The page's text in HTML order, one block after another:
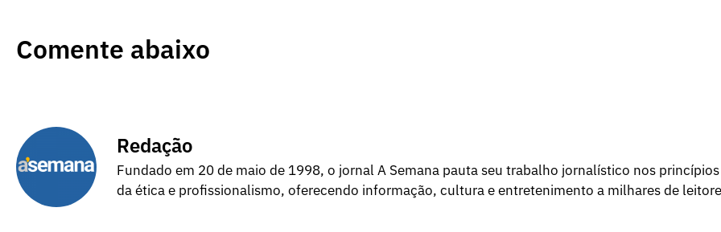
Comente abaixo
Redação
Fundado em 20 de maio de 1998, o jornal A Semana pauta seu trabalho jornalístico nos princípios
da ética e profissionalismo, oferecendo informação, cultura e entretenimento a milhares de